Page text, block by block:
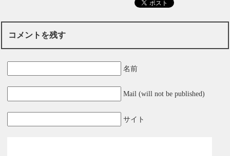
コメントを残す
名前
Mail (will not be published)
サイト